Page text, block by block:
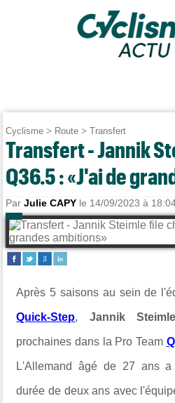
Cyclisme > Route >Transfert
Transfert - Jannik
Q36.5 : «J'ai de
ParJulie CAPY le 14/09/2023 à
Après 5 saisons au sein de
Quick-Step, Jannik
prochaines dans la Pro Team
L'Allemand âgé de 27 ans
durée de deux ans avec